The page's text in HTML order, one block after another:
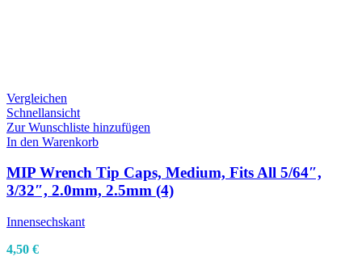
Vergleichen
Schnellansicht
Zur Wunschliste hinzufügen
In den Warenkorb
MIP Wrench Tip Caps, Medium, Fits All 5/64″,
3/32″, 2.0mm, 2.5mm (4)
Innensechskant
4,50 €